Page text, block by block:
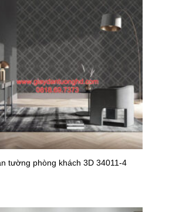
dán tường văn phòng 27727-3
tường phòng khách 3D 34011-4